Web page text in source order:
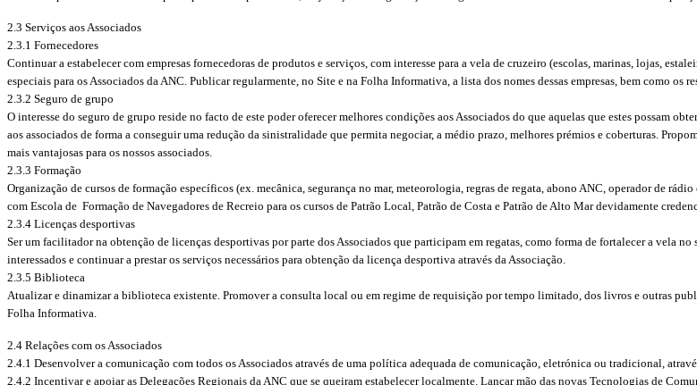
2.3 Serviços aos Associados
2.3.1 Fornecedores
Continuar a estabelecer com empresas fornecedoras de produtos e serviços, com interesse para a vela de cruzeiro (escolas, marinas, lojas,
especiais para os Associados da ANC. Publicar regularmente, no Site e na Folha Informativa, a lista dos nomes dessas empresas, bem como os
2.3.2 Seguro de grupo
O interesse do seguro de grupo reside no facto de este poder oferecer melhores condições aos Associados do que aquelas que estes possam
aos associados de forma a conseguir uma redução da sinistralidade que permita negociar, a médio prazo, melhores prémios e coberturas.
mais vantajosas para os nossos associados.
2.3.3 Formação
Organização de cursos de formação específicos (ex. mecânica, segurança no mar, meteorologia, regras de regata, abono ANC, operador de
com Escola de Formação de Navegadores de Recreio para os cursos de Patrão Local, Patrão de Costa e Patrão de Alto Mar devidamente
2.3.4 Licenças desportivas
Ser um facilitador na obtenção de licenças desportivas por parte dos Associados que participam em regatas, como forma de fortalecer a vela
interessados e continuar a prestar os serviços necessários para obtenção da licença desportiva através da Associação.
2.3.5 Biblioteca
Atualizar e dinamizar a biblioteca existente. Promover a consulta local ou em regime de requisição por tempo limitado, dos livros e outras
Folha Informativa.
2.4 Relações com os Associados
2.4.1 Desenvolver a comunicação com todos os Associados através de uma política adequada de comunicação, eletrónica ou tradicional,
2.4.2 Incentivar e apoiar as Delegações Regionais da ANC que se queiram estabelecer localmente. Lançar mão das novas Tecnologias de